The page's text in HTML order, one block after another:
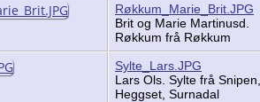
Røkkum_Marie_Brit.JPG
Brit og Marie Martinusd.
Røkkum frå Røkkum
Sylte_Lars.JPG
Lars Ols. Sylte frå Snipen,
Heggset, Surnadal